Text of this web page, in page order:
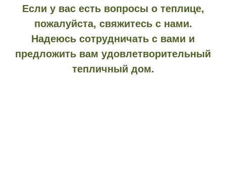
Если у вас есть вопросы о теплице,
пожалуйста, свяжитесь с нами.
Надеюсь сотрудничать с вами и
предложить вам удовлетворительный
тепличный дом.